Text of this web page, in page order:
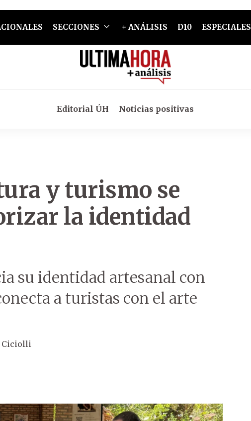
SECCIONES + ANÁLISIS D10 ESPECIALES
Editorial ÚH Noticias positivas
y turismo se
la identidad
su identidad artesanal con
a turistas con el arte
Ciciolli